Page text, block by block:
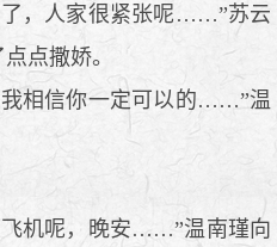
，人家很紧张呢……”苏云
点撒娇。
相信你一定可以的……”温
机呢，晚安……”温南瑾向